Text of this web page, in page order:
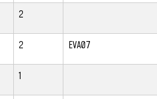
2
2 EVA07
1